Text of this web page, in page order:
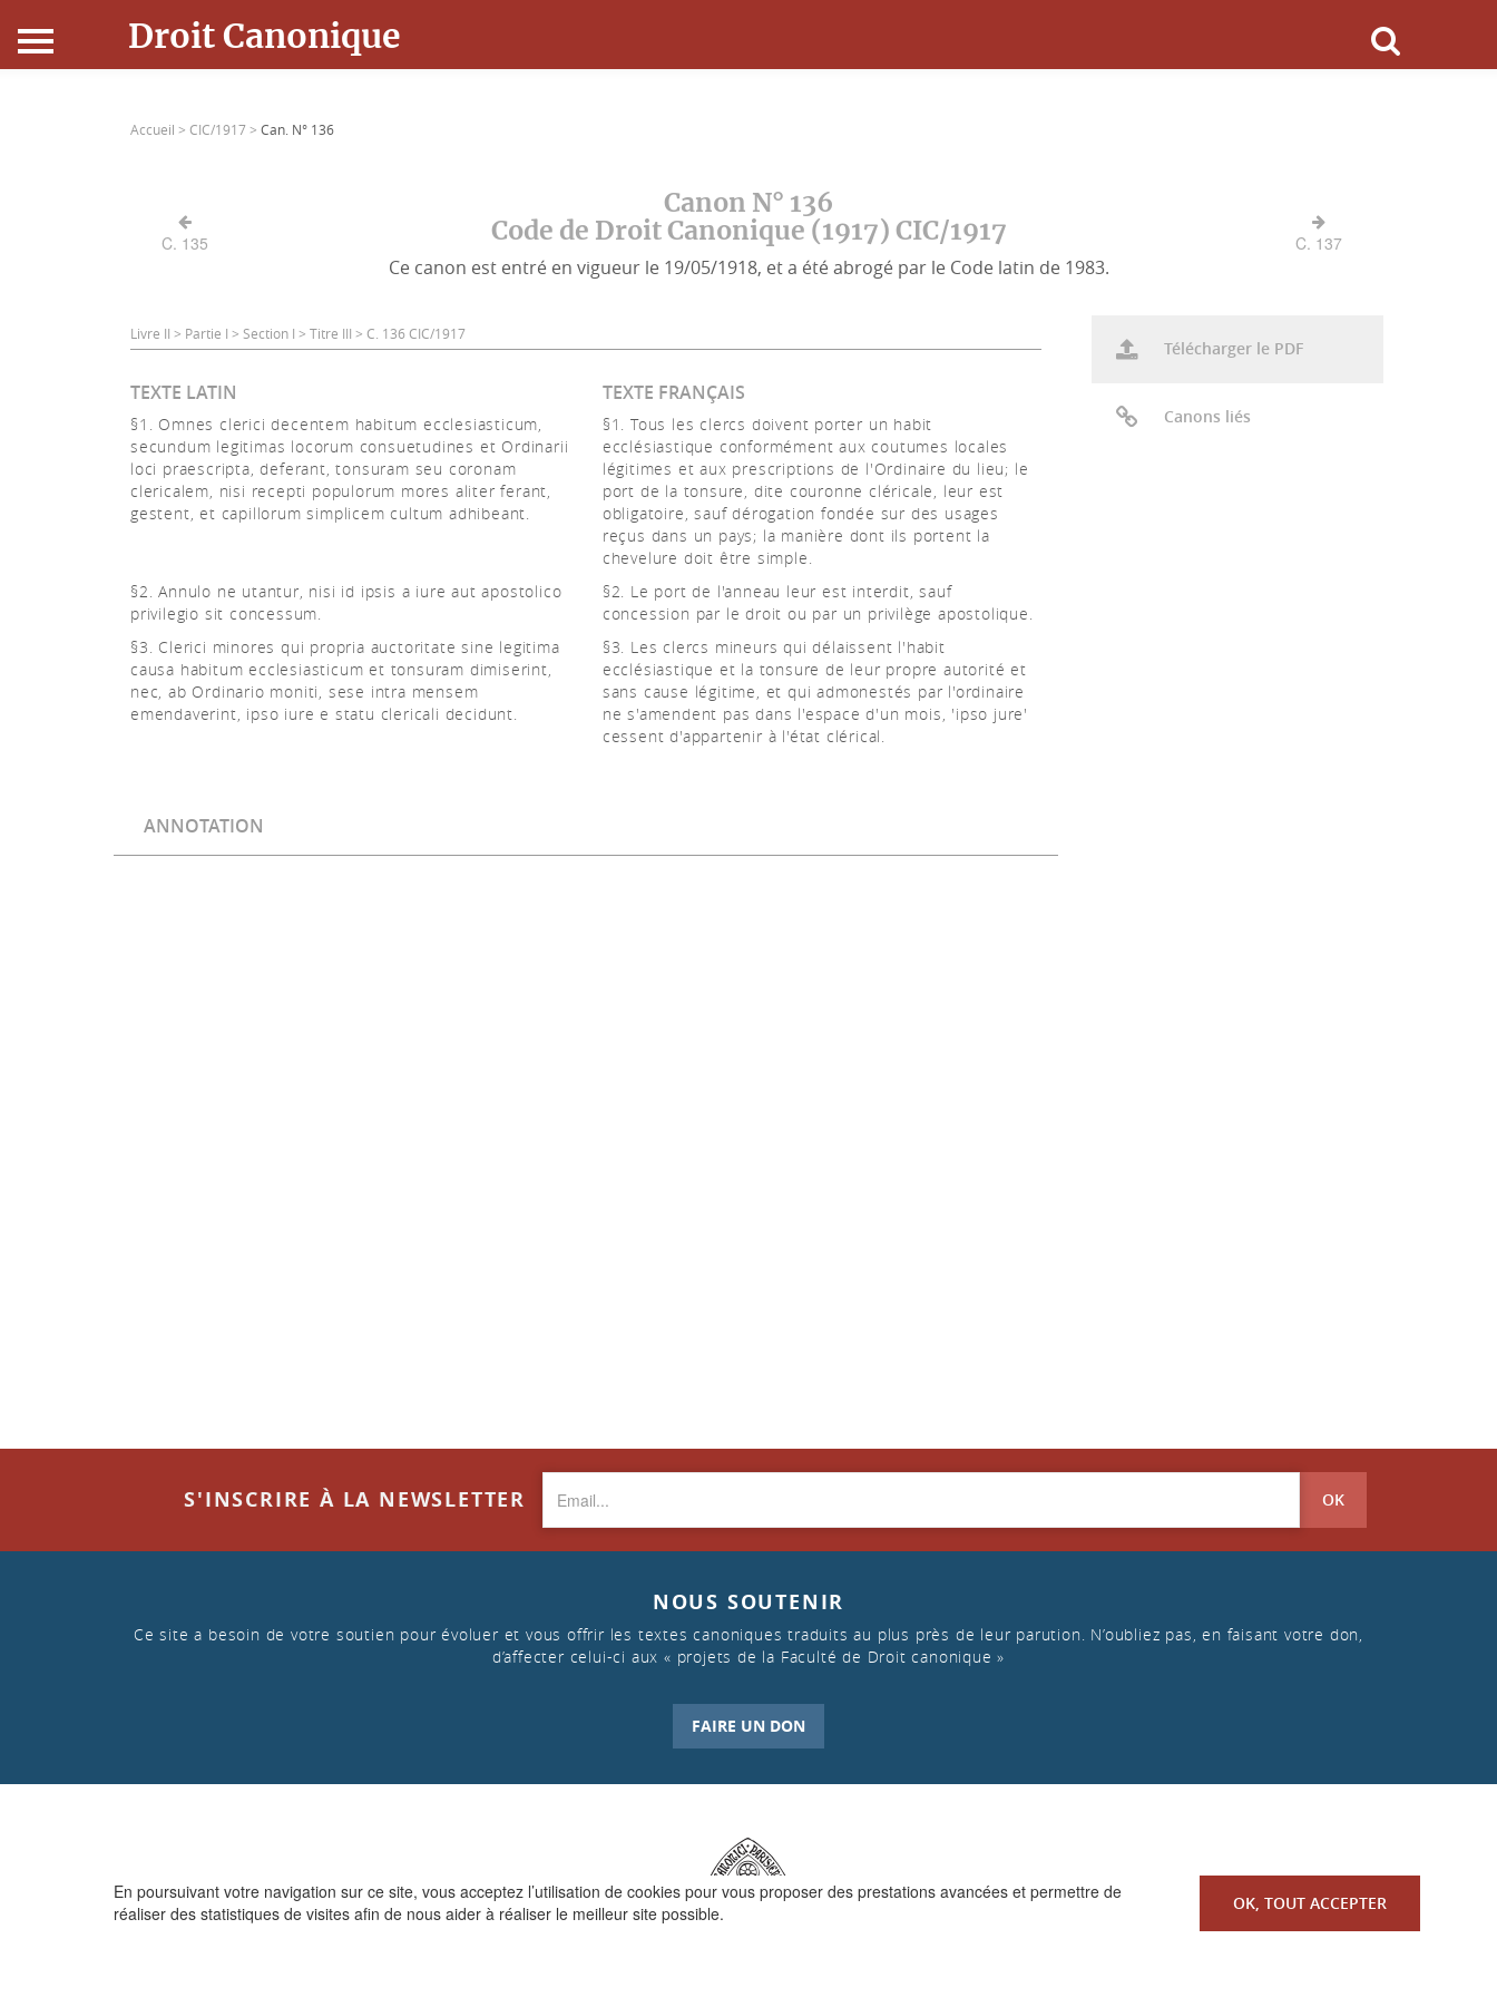
En poursuivant votre navigation sur ce site, vous acceptez l’utilisation de cookies pour vous proposer des prestations avancées et permettre de
réaliser des statistiques de visites afin de nous aider à réaliser le meilleur site possible.
OK, TOUT ACCEPTER
Droit Canonique
Connexion
Accueil > CIC/1917 > Can. N° 136
C. 135
Canon N° 136
Code de Droit Canonique (1917) CIC/1917
Ce canon est entré en vigueur le 19/05/1918, et a été abrogé par le Code latin de 1983.
C. 137
Livre II > Partie I > Section I > Titre III > C. 136 CIC/1917
TEXTE LATIN TEXTE FRANÇAIS
§1. Omnes clerici decentem habitum ecclesiasticum,
secundum legitimas locorum consuetudines et Ordinarii
loci praescripta, deferant, tonsuram seu coronam
clericalem, nisi recepti populorum mores aliter ferant,
gestent, et capillorum simplicem cultum adhibeant.
§1. Tous les clercs doivent porter un habit
ecclésiastique conformément aux coutumes locales
légitimes et aux prescriptions de l'Ordinaire du lieu; le
port de la tonsure, dite couronne cléricale, leur est
obligatoire, sauf dérogation fondée sur des usages
reçus dans un pays; la manière dont ils portent la
chevelure doit être simple.
§2. Annulo ne utantur, nisi id ipsis a iure aut apostolico
privilegio sit concessum.
§2. Le port de l'anneau leur est interdit, sauf
concession par le droit ou par un privilège apostolique.
§3. Clerici minores qui propria auctoritate sine legitima
causa habitum ecclesiasticum et tonsuram dimiserint,
nec, ab Ordinario moniti, sese intra mensem
emendaverint, ipso iure e statu clericali decidunt.
§3. Les clercs mineurs qui délaissent l'habit
ecclésiastique et la tonsure de leur propre autorité et
sans cause légitime, et qui admonestés par l'ordinaire
ne s'amendent pas dans l'espace d'un mois, 'ipso jure'
cessent d'appartenir à l'état clérical.
ANNOTATION
Télécharger le PDF
Canons liés
S'INSCRIRE À LA NEWSLETTER OK
NOUS SOUTENIR
Ce site a besoin de votre soutien pour évoluer et vous offrir les textes canoniques traduits au plus près de leur parution. N’oubliez pas, en faisant votre don,
d’affecter celui-ci aux « projets de la Faculté de Droit canonique »
FAIRE UN DON